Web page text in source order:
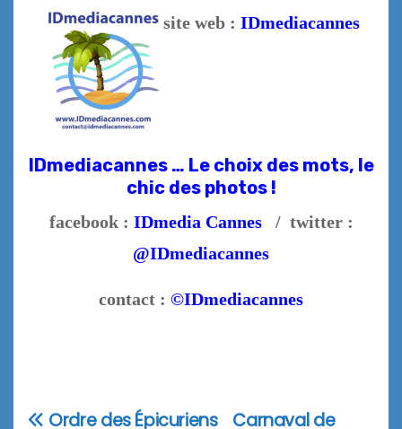
site web : IDmediacannes
IDmediacannes … Le choix des mots, le
chic des photos !
facebook : IDmedia Cannes/ twitter :
@IDmediacannes
contact : ©IDmediacannes
Carnaval de
Ordre des Épicuriens